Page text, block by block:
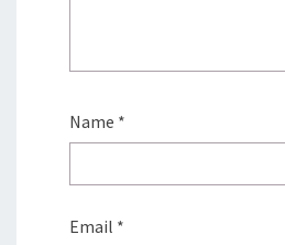
Name *
Email *